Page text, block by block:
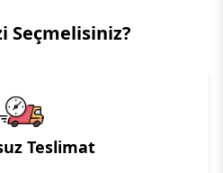
Seçmelisiniz?
Teslimat